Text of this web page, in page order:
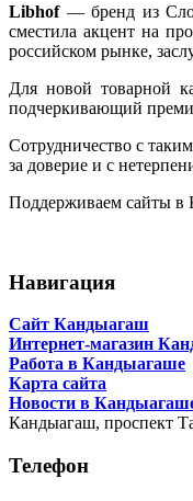
Libhof— бренд из
сместила акцент на
российском рынке,
Для новой товарной
подчеркивающий
Сотрудничество с
за доверие и с
Поддерживаем сайты в
Навигация
Сайт Кандыагаш
Интернет-магазин
Работа в Кандыагаше
Карта сайта
Новости в
Кандыагаш, проспект
Телефон